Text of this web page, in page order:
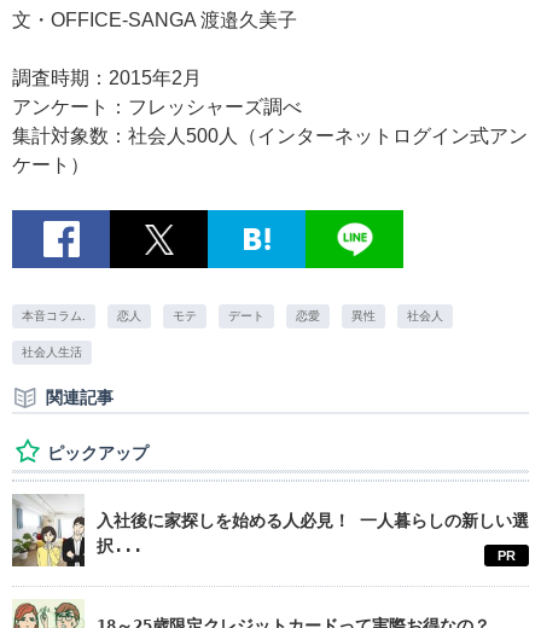
文・OFFICE-SANGA 渡邉久美子
調査時期：2015年2月
アンケート：フレッシャーズ調べ
集計対象数：社会人500人（インターネットログイン式アン
ケート）
本音コラム. 恋人 モテ デート 恋愛 異性 社会人
社会人生活
関連記事
ピックアップ
入社後に家探しを始める人必見！ 一人暮らしの新しい選
択...
PR